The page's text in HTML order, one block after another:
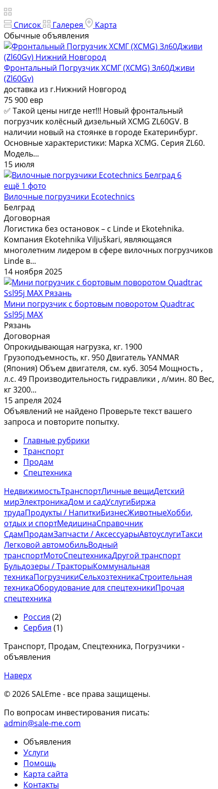
Список Галерея
Карта
Обычные объявления
Фронтальный Погрузчик ХСМГ (XCMG) Зл60Дживи
(Zl60Gv)
доставка из г.Нижний Новгород
75 900 евр
✅ Такой цены нигде нет!!! Новый фронтальный
погрузчик колёсный дизельный XCMG ZL60GV. В
наличии новый на стоянке в городе Екатеринбург.
Основные характеристики: Марка XCMG. Серия ZL60.
Модель...
15 июля
6
ещё 1 фото
Вилочные погрузчики Ecotechnics
Белград
Договорная
Логистика без остановок – с Linde и Ekotehnika.
Компания Ekotehnika Viljuškari, являющаяся
многолетним лидером в сфере вилочных погрузчиков
Linde в...
14 ноября 2025
Мини погрузчик с бортовым поворотом Quadtrac
Ssl95j MAX
Рязань
Договорная
Опрокидывающая нагрузка, кг. 1900
Грузоподъемность, кг. 950 Двигатель YANMAR
(Япония) Объем двигателя, см. куб. 3054 Мощность ,
л.с. 49 Производительность гидравлики , л/мин. 80 Вес,
кг 3200...
15 апреля 2024
Объявлений не найдено Проверьте текст вашего
запроса и повторите попытку.
Главные рубрики
Транспорт
Продам
Спецтехника
НедвижимостьТранспортЛичные вещиДетский
мирЭлектроникаДом и садУслугиБиржа
трудаПродукты / НапиткиБизнесЖивотныеХобби,
отдых и спортМедицинаСправочник
СдамПродамЗапчасти / АксессуарыАвтоуслугиТакси
Легковой автомобильВодный
транспортМотоСпецтехникаДругой транспорт
Бульдозеры / ТракторыКоммунальная
техникаПогрузчикиСельхозтехникаСтроительная
техникаОборудование для спецтехникиПрочая
спецтехника
Россия (2)
Сербия (1)
Транспорт, Продам, Спецтехника, Погрузчики -
объявления
Наверх
© 2026 SALEme - все права защищены.
По вопросам инвестирования писать:
admin@sale-me.com
Объявления
Услуги
Помощь
Карта сайта
Контакты